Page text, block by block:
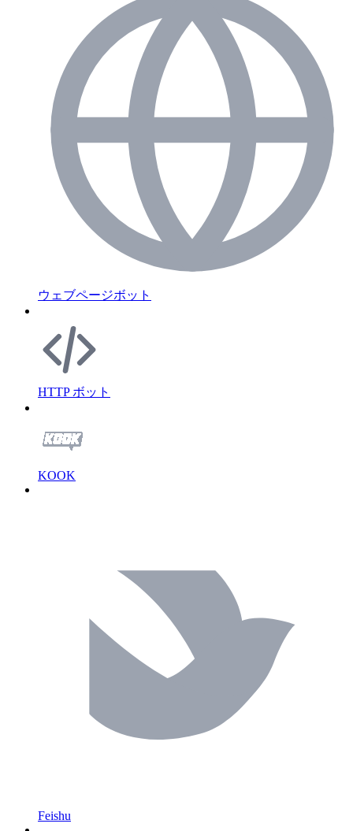
ウェブページボット
HTTP ボット
KOOK
Feishu